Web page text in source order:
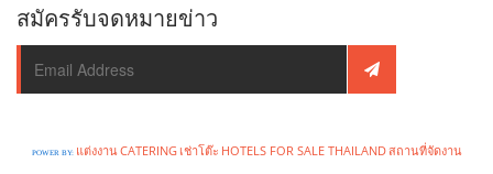
สมัครรับจดหมายข่าว
POWER BY: แต่งงานCATERING เช่าโต๊ะ HOTELS FOR SALE THAILANDสถานที่จัดงาน